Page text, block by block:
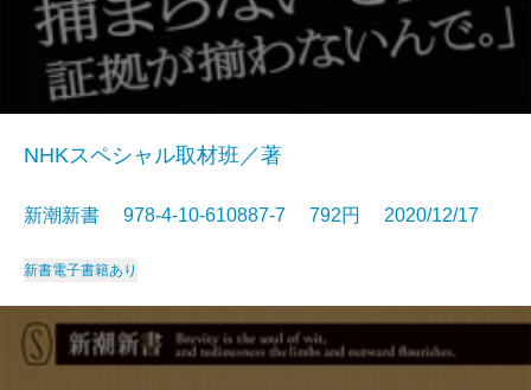
NHKスペシャル取材班／著
新潮新書 978-4-10-610887-7 792円 2020/12/17
新書電子書籍あり